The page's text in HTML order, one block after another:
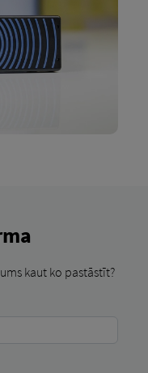
kaut ko pastāstīt?